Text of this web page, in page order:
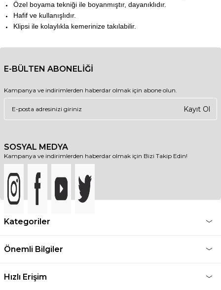
Özel boyama tekniği ile boyanmıştır, dayanıklıdır.
Hafif ve kullanışlıdır.
Klipsi ile kolaylıkla kemerinize takılabilir.
E-BÜLTEN ABONELİĞİ
Kampanya ve indirimlerden haberdar olmak için abone olun.
Kayıt Ol
SOSYAL MEDYA
Kampanya ve indirimlerden haberdar olmak için Bizi Takip Edin!
Kategoriler
Önemli Bilgiler
Hızlı Erişim